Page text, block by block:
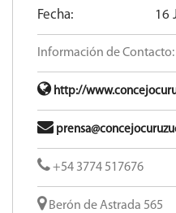
Fecha: 16
Información de Contacto:
http://
+54 3774 517676
Berón de Astrada 565